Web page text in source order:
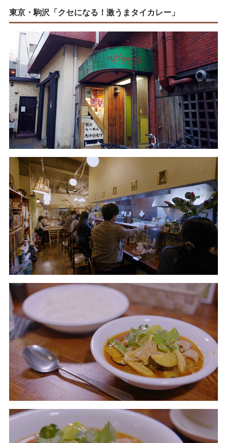
東京・駒沢「クセになる！激うまタイカレー」